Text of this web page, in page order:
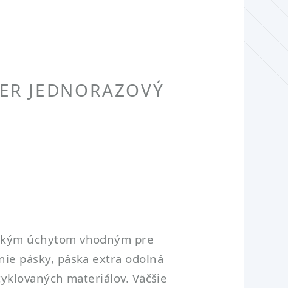
JEDNORAZOVÝ
úchytom vhodným pre
pásky, páska extra odolná
materiálov. Väčšie